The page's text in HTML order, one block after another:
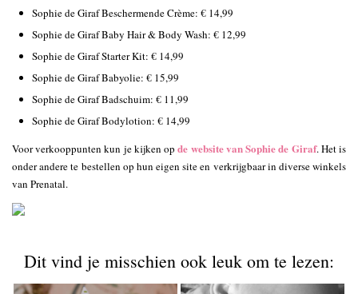
Sophie de Giraf Beschermende Crème: € 14,99
Sophie de Giraf Baby Hair & Body Wash: € 12,99
Sophie de Giraf Starter Kit: € 14,99
Sophie de Giraf Babyolie: € 15,99
Sophie de Giraf Badschuim: € 11,99
Sophie de Giraf Bodylotion: € 14,99
Voor verkooppunten kun je kijken opde website van Sophie de Giraf. Het is
onder andere te bestellen op hun eigen site en verkrijgbaar in diverse winkels
van Prenatal.
Dit vind je misschien ook leuk om te lezen: